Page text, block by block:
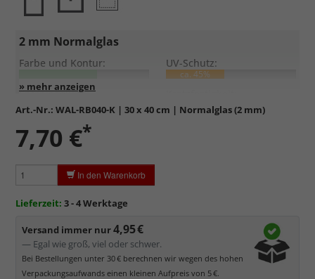
2 mm Normalglas
Farbe und Kontur: UV-Schutz:
ca. 45%
Entspiegelung:
Standardglas
Formstabil, preiswert, witterungs- und hitzebeständig
Reflektierende Oberfläche
Minimaler UV-Schutz von ca. 45%
Schutz des Bildes.
Normalglas hat eine leichte Grünfärbung
, wodurch es im
Bereich der Weißtöne zu einem dezenten Grünschimmer
kommt. Für Bilder mit hellen Farben empfehlen wir Kunst- oder
Art.-Nr.: WAL-RB040-K | 30 x 40 cm | Normalglas (2 mm)
7,70 €*
In den Warenkorb
Lieferzeit: 3 - 4 Werktage
Versand immer nur4,95 €
— Egal wie groß, viel oder schwer.
Bei Bestellungen unter 30 € berechnen wir wegen des hohen
Verpackungsaufwands einen kleinen Aufpreis von 5 €.